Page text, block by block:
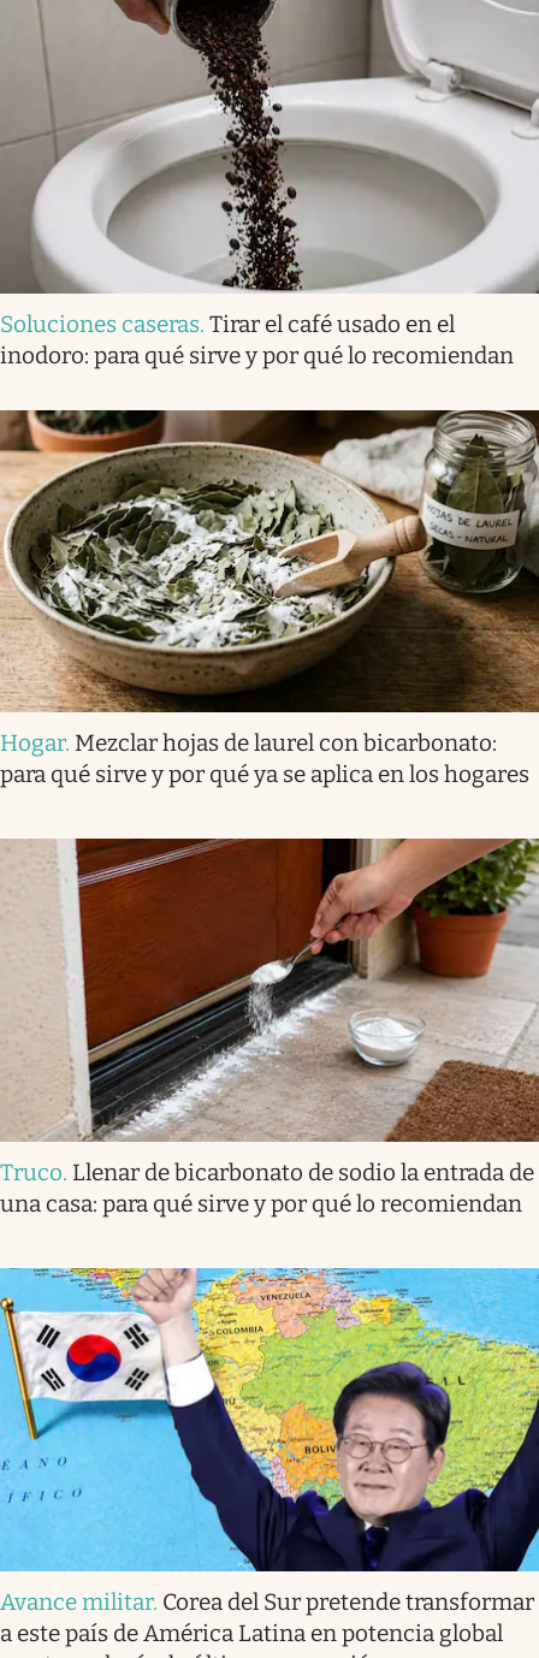
Soluciones caseras. Tirar el café usado en el
inodoro: para qué sirve y por qué lo recomiendan
Hogar. Mezclar hojas de laurel con bicarbonato:
para qué sirve y por qué ya se aplica en los hogares
Truco. Llenar de bicarbonato de sodio la entrada de
una casa: para qué sirve y por qué lo recomiendan
Avance militar. Corea del Sur pretende transformar
a este país de América Latina en potencia global